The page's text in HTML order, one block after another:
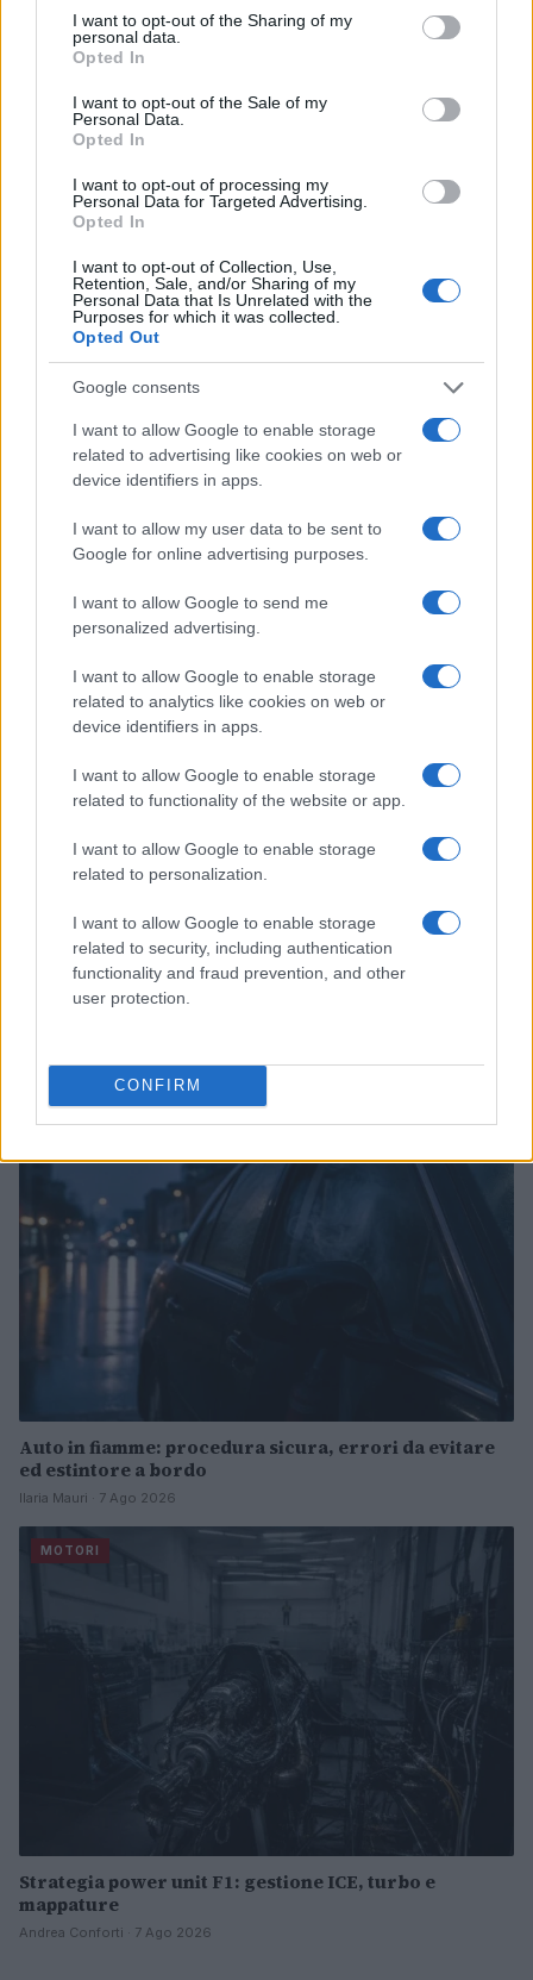
not limited to your visit or usage behaviour. You may click to
grant or deny consent to Google and its third-party tags to
use your data for below specified purposes in below Google
consent section.
I want to opt-out of the Sharing of my
personal data.
Opted In
I want to opt-out of the Sale of my
Personal Data.
Opted In
I want to opt-out of processing my
Personal Data for Targeted Advertising.
Opted In
I want to opt-out of Collection, Use,
Retention, Sale, and/or Sharing of my
Personal Data that Is Unrelated with the
Purposes for which it was collected.
Opted Out
Google consents
I want to allow Google to enable storage
related to advertising like cookies on web or
device identifiers in apps.
I want to allow my user data to be sent to
Google for online advertising purposes.
I want to allow Google to send me
personalized advertising.
I want to allow Google to enable storage
related to analytics like cookies on web or
device identifiers in apps.
I want to allow Google to enable storage
related to functionality of the website or app.
I want to allow Google to enable storage
related to personalization.
I want to allow Google to enable storage
related to security, including authentication
functionality and fraud prevention, and other
user protection.
CONFIRM
Continua a leggere
MOTORI
La svolta green di Suzuki: 240.000 auto elettrificate
Francesca Lombardi · 8 Ago 2026
Auto in fiamme: procedura sicura, errori da evitare
ed estintore a bordo
Ilaria Mauri · 7 Ago 2026
MOTORI
Strategia power unit F1: gestione ICE, turbo e
mappature
Andrea Conforti · 7 Ago 2026